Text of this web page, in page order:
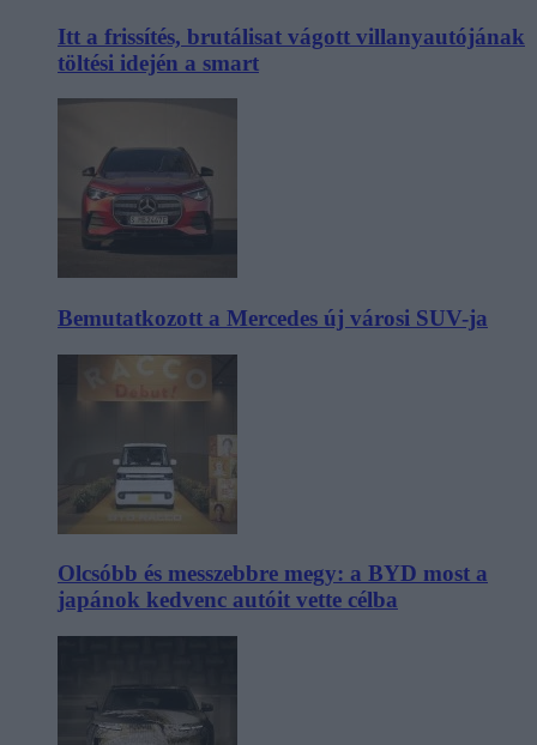
Itt a frissítés, brutálisat vágott villanyautójának
töltési idején a smart
Bemutatkozott a Mercedes új városi SUV-ja
Olcsóbb és messzebbre megy: a BYD most a
japánok kedvenc autóit vette célba